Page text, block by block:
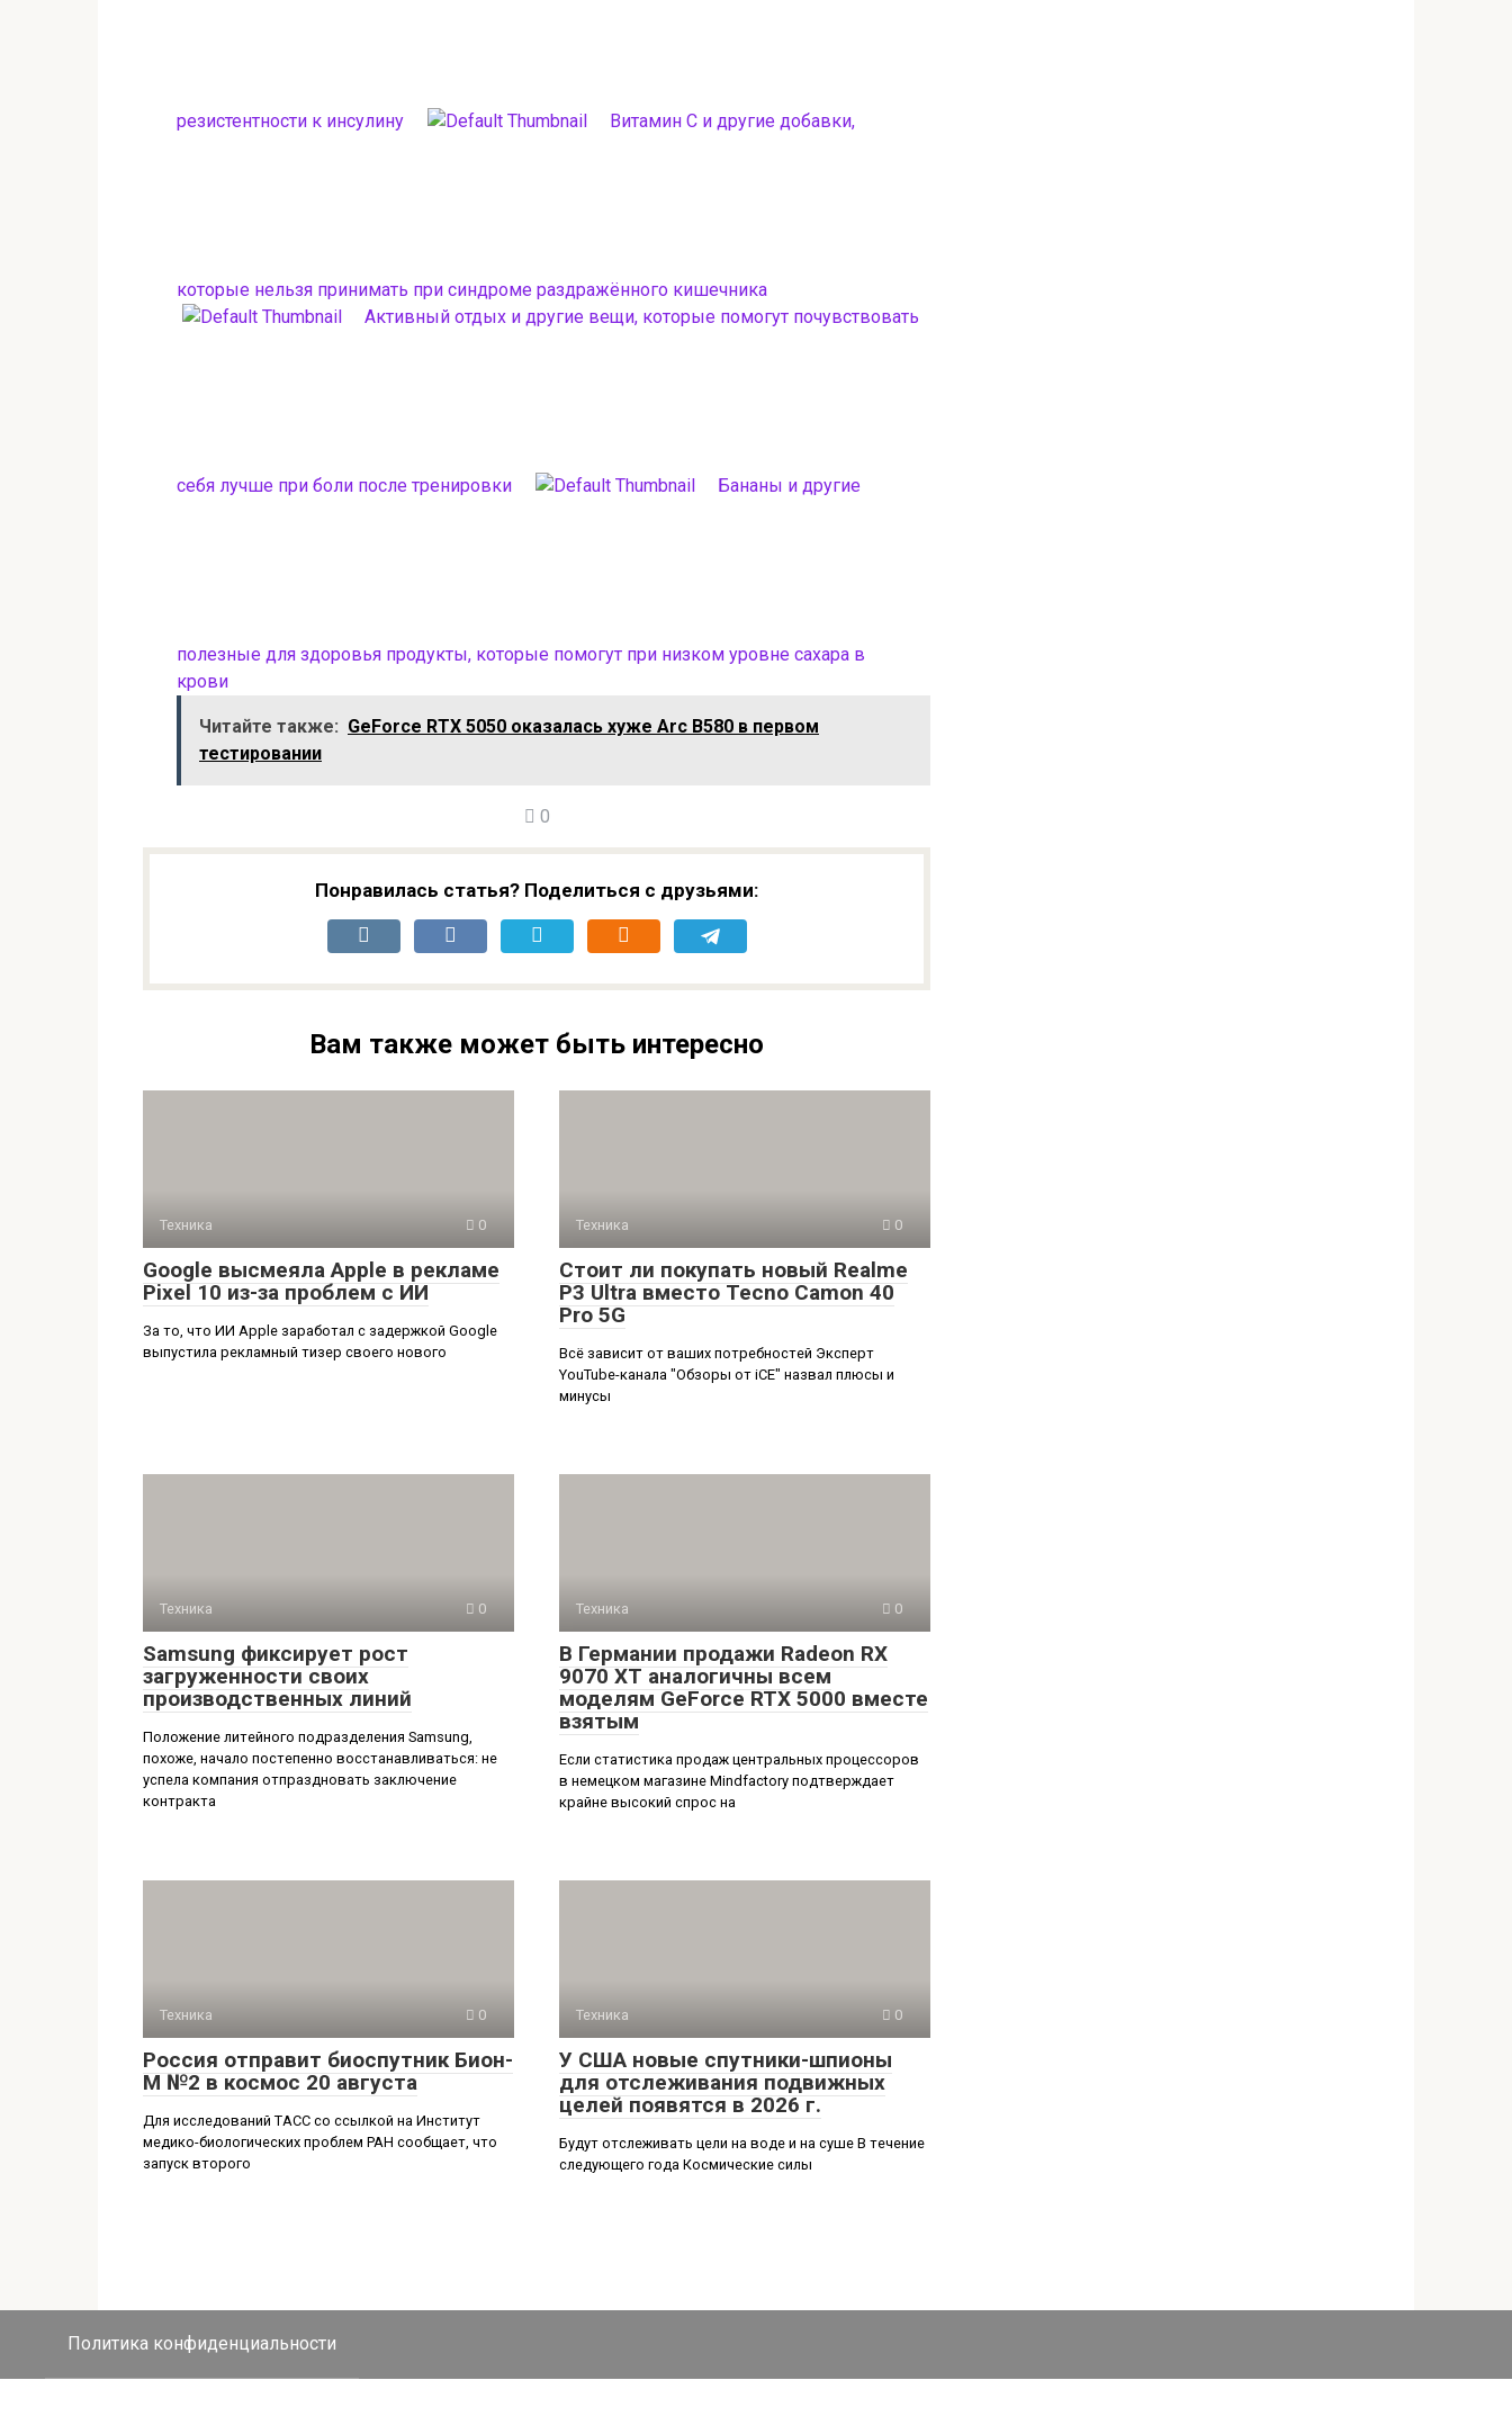
резистентности к инсулину Витамин С и другие добавки,
которые нельзя принимать при синдроме раздражённого кишечника
Активный отдых и другие вещи, которые помогут почувствовать
себя лучше при боли после тренировки Бананы и другие
полезные для здоровья продукты, которые помогут при низком уровне сахара в
крови
Читайте также: GeForce RTX 5050 оказалась хуже Arc B580 в первом
тестировании
0
Понравилась статья? Поделиться с друзьями:
Вам также может быть интересно
Техника 0
Google высмеяла Apple в рекламе
Pixel 10 из-за проблем с ИИ
За то, что ИИ Apple заработал с задержкой Google
выпустила рекламный тизер своего нового
Техника 0
Стоит ли покупать новый Realme
P3 Ultra вместо Tecno Camon 40
Pro 5G
Всё зависит от ваших потребностей Эксперт
YouTube-канала "Обзоры от iCE" назвал плюсы и
минусы
Техника 0
Samsung фиксирует рост
загруженности своих
производственных линий
Положение литейного подразделения Samsung,
похоже, начало постепенно восстанавливаться: не
успела компания отпраздновать заключение
контракта
Техника 0
В Германии продажи Radeon RX
9070 XT аналогичны всем
моделям GeForce RTX 5000 вместе
взятым
Если статистика продаж центральных процессоров
в немецком магазине Mindfactory подтверждает
крайне высокий спрос на
Техника 0
Россия отправит биоспутник Бион-
М №2 в космос 20 августа
Для исследований ТАСС со ссылкой на Институт
медико-биологических проблем РАН сообщает, что
запуск второго
Техника 0
У США новые спутники-шпионы
для отслеживания подвижных
целей появятся в 2026 г.
Будут отслеживать цели на воде и на суше В течение
следующего года Космические силы
Политика конфиденциальности